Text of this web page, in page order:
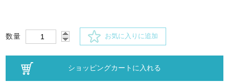
数量 お気に入りに追加